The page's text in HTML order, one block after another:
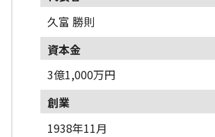
久富 勝則
資本金
3億1,000万円
創業
1938年11月